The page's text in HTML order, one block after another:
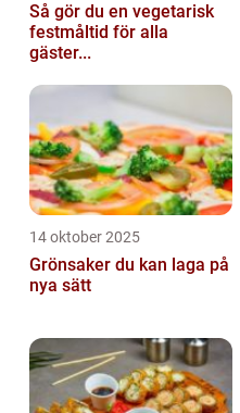
Så gör du en vegetarisk
festmåltid för alla
gäster...
14 oktober 2025
Grönsaker du kan laga på
nya sätt